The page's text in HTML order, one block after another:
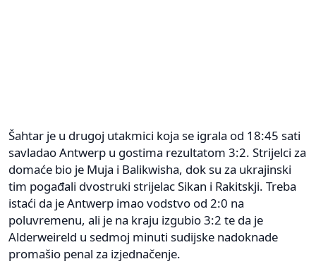
Šahtar je u drugoj utakmici koja se igrala od 18:45 sati
savladao Antwerp u gostima rezultatom 3:2. Strijelci za
domaće bio je Muja i Balikwisha, dok su za ukrajinski
tim pogađali dvostruki strijelac Sikan i Rakitskji. Treba
istaći da je Antwerp imao vodstvo od 2:0 na
poluvremenu, ali je na kraju izgubio 3:2 te da je
Alderweireld u sedmoj minuti sudijske nadoknade
promašio penal za izjednačenje.